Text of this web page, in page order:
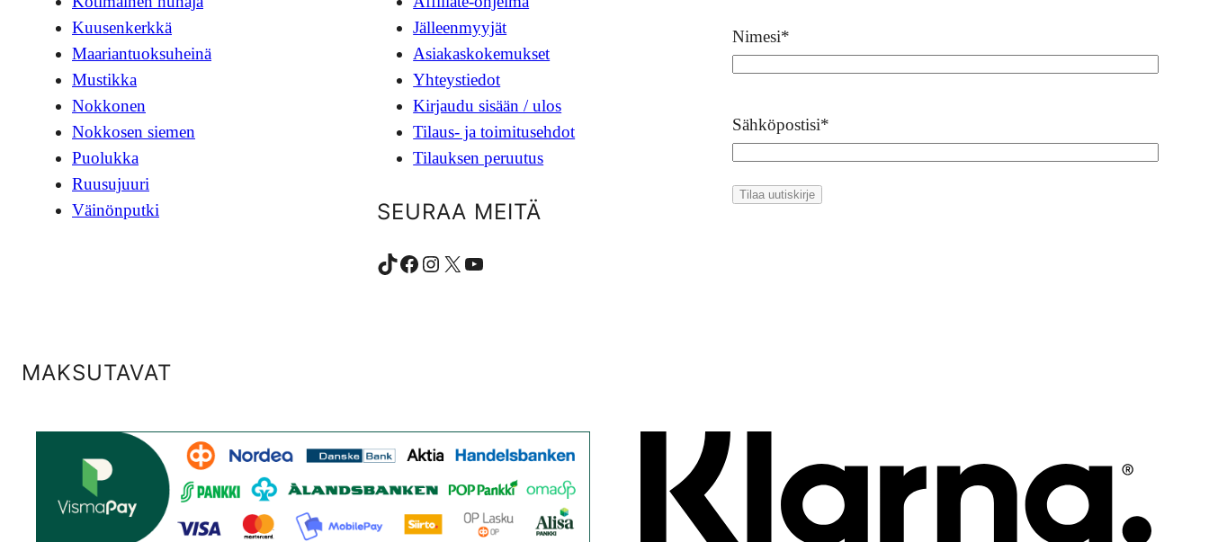
Kuusenkerkkä
Maariantuoksuheinä
Mustikka
Nokkonen
Nokkosen siemen
Puolukka
Ruusujuuri
Väinönputki
Jälleenmyyjät
Asiakaskokemukset
Yhteystiedot
Kirjaudu sisään / ulos
Tilaus- ja toimitusehdot
Tilauksen peruutus
SEURAA MEITÄ
TikTok Facebook Instagram X YouTube
Nimesi*
Sähköpostisi*
MAKSUTAVAT